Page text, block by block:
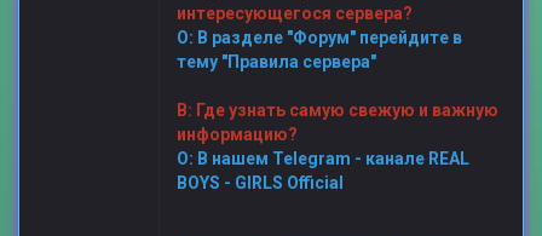
интересующегося сервера?
О: В разделе "Форум" перейдите в
тему "Правила сервера"
В: Где узнать самую свежую и важную
информацию?
О: В нашем Telegram - канале REAL
BOYS - GIRLS Official